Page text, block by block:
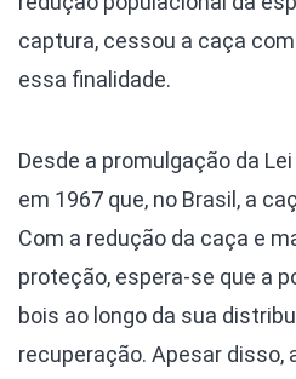
captura, cessou a caça
essa finalidade.
Desde a promulgação da
em 1967 que, no Brasil, a
Com a redução da caça e
proteção, espera-se que a
bois ao longo da sua
recuperação. Apesar disso,